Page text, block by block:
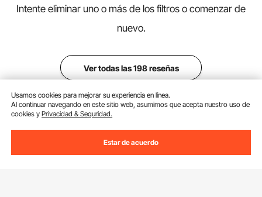
Intente eliminar uno o más de los filtros o comenzar de
nuevo.
Ver todas las 198 reseñas
Añadir al Carrito
Usamos cookies para mejorar su experiencia en línea.
Al continuar navegando en este sitio web, asumimos que acepta nuestro uso de
cookies yPrivacidad & Seguridad.
Estar de acuerdo